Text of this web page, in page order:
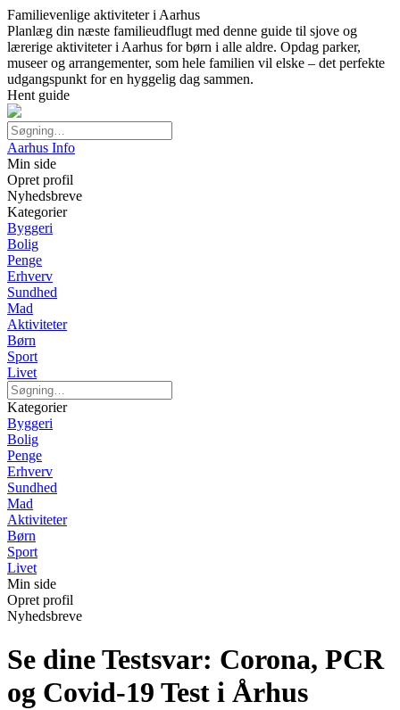
Familievenlige aktiviteter i Aarhus
Planlæg din næste familieudflugt med denne guide til sjove og
lærerige aktiviteter i Aarhus for børn i alle aldre. Opdag parker,
museer og arrangementer, som hele familien vil elske – det perfekte
udgangspunkt for en hyggelig dag sammen.
Hent guide
Aarhus Info
Min side
Opret profil
Nyhedsbreve
Kategorier
Byggeri
Bolig
Penge
Erhverv
Sundhed
Mad
Aktiviteter
Børn
Sport
Livet
Kategorier
Byggeri
Bolig
Penge
Erhverv
Sundhed
Mad
Aktiviteter
Børn
Sport
Livet
Min side
Opret profil
Nyhedsbreve
Se dine Testsvar: Corona, PCR
og Covid-19 Test i Århus